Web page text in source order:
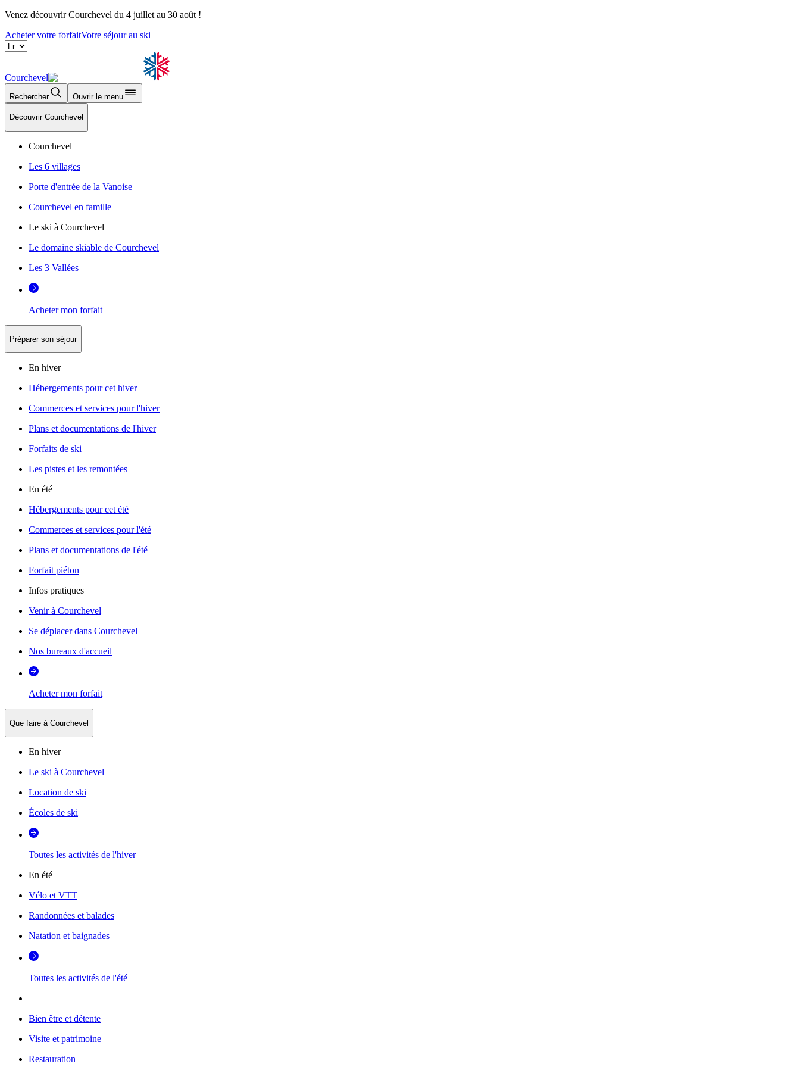
Venez découvrir Courchevel du 4 juillet au 30 août !
Acheter votre forfaitVotre séjour au ski
Courchevel
Rechercher Ouvrir le menu
Découvrir Courchevel
Courchevel
Les 6 villages
Porte d'entrée de la Vanoise
Courchevel en famille
Le ski à Courchevel
Le domaine skiable de Courchevel
Les 3 Vallées
Acheter mon forfait
Préparer son séjour
En hiver
Hébergements pour cet hiver
Commerces et services pour l'hiver
Plans et documentations de l'hiver
Forfaits de ski
Les pistes et les remontées
En été
Hébergements pour cet été
Commerces et services pour l'été
Plans et documentations de l'été
Forfait piéton
Infos pratiques
Venir à Courchevel
Se déplacer dans Courchevel
Nos bureaux d'accueil
Acheter mon forfait
Que faire à Courchevel
En hiver
Le ski à Courchevel
Location de ski
Écoles de ski
Toutes les activités de l'hiver
En été
Vélo et VTT
Randonnées et balades
Natation et baignades
Toutes les activités de l'été
Bien être et détente
Visite et patrimoine
Restauration